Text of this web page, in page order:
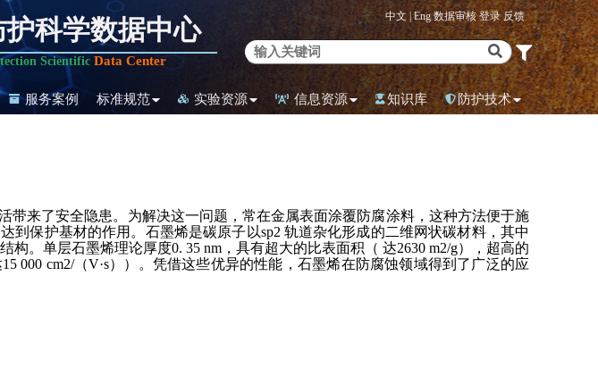
科学数据中心
Scientific Data Center
中文 |Eng 数据审核登录反馈
服务案例 标准规范 实验资源 信息资源 知识库 防护技术
来了安全隐患。为解决这一问题，常在金属表面涂覆防腐涂料，这种方法便于施
保护基材的作用。石墨烯是碳原子以sp2 轨道杂化形成的二维网状碳材料，其中
。单层石墨烯理论厚度0. 35 nm，具有超大的比表面积（ 达2630 m2/g），超高的
000 cm2/（V·s））。凭借这些优异的性能，石墨烯在防腐蚀领域得到了广泛的应